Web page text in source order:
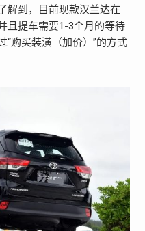
解到，目前现款汉兰达在
且提车需要1-3个月的等待
“购买装潢（加价）”的方式